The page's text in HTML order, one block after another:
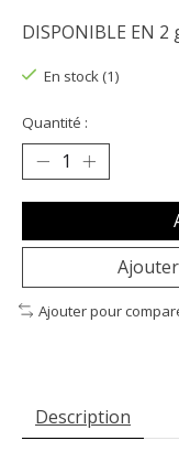
DISPONIBLE EN
En stock (1)
Quantité :
Ajouter pour
Description